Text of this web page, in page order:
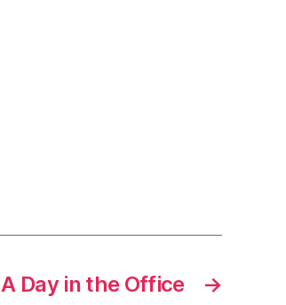
→
A Day in the Office